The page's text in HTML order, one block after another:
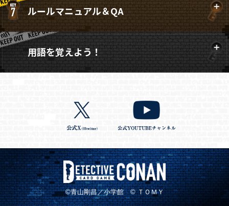
ルールマニュアル＆QA
用語を覚えよう！
©青山剛昌／小学館 © ＴＯＭＹ